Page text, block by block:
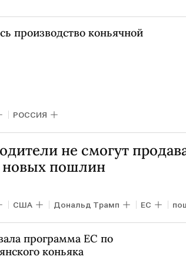
производство коньячной
РОССИЯ
не смогут
пошлин
США Дональд Трамп ЕС
программа ЕС по
коньяка